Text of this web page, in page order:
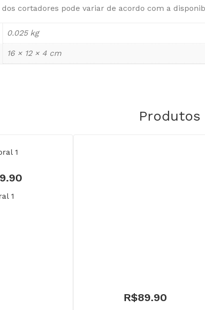
dos cortadores pode variar de acordo com a
0.025 kg
16 × 12 × 4 cm
Produtos
1
R$89.90